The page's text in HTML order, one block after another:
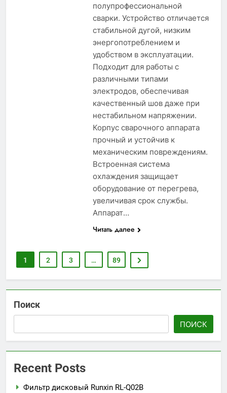
полупрофессиональной
сварки. Устройство отличается
стабильной дугой, низким
энергопотреблением и
удобством в эксплуатации.
Подходит для работы с
различными типами
электродов, обеспечивая
качественный шов даже при
нестабильном напряжении.
Корпус сварочного аппарата
прочный и устойчив к
механическим повреждениям.
Встроенная система
охлаждения защищает
оборудование от перегрева,
увеличивая срок службы.
Аппарат…
Читать далее
1 2 3 … 89
Поиск
ПОИСК
Recent Posts
Фильтр дисковый Runxin RL-Q02B